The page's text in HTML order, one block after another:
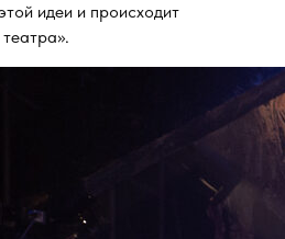
идеи и происходит